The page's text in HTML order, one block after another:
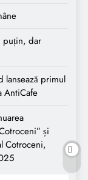
puțin, dar
lansează primul
AntiCafe
și
Cotroceni,